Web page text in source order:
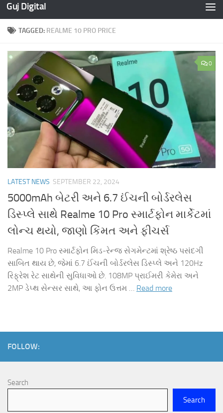
Guj Digital
TAGGED: REALME 10 PRO PRICE
0
LATEST NEWS SEPTEMBER 22, 2024
5000mAh બેટરી અને 6.7 ઈંચની બોર્ડરલેસ
ડિસ્પ્લે સાથે Realme 10 Pro સ્માર્ટફોન માર્કેટમાં
લોન્ચ થયો, જાણો કિંમત અને ફીચર્સ
Realme 10 Pro સ્માર્ટફોન મિડ-રેન્જ સેગમેન્ટમાં શ્રેષ્ઠ પસંદગી
સાબિત થાય છે, જેમાં 6.7 ઈંચની બોર્ડરલેસ ડિસ્પ્લે અને 120Hz
રિફ્રેશ રેટ સાથેની સુવિધાઓ છે. 108MP પ્રાઈમરી કેમેરા અને
2MP ડેપ્થ સેન્સર સાથે, આ ફોન ઉત્તમ … Read more
FOLLOW:
Search
Search